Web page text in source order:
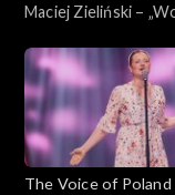
Maciej Zieliński –
Poland”,
ciemno, 4
The Voice of Poland